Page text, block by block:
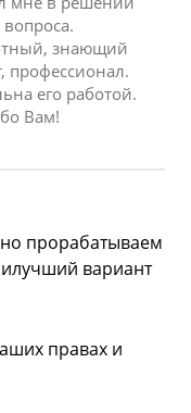
знающий
профессионал.
его работой.
Вам!
прорабатываем
вариант
правах и